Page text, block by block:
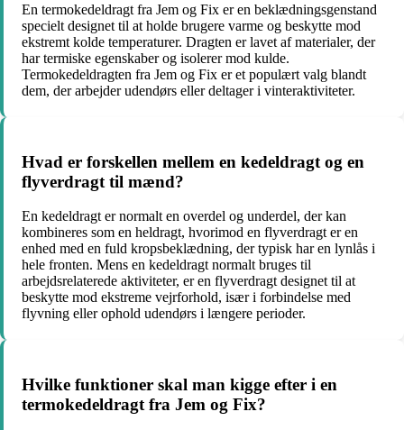
En termokedeldragt fra Jem og Fix er en beklædningsgenstand
specielt designet til at holde brugere varme og beskytte mod
ekstremt kolde temperaturer. Dragten er lavet af materialer, der
har termiske egenskaber og isolerer mod kulde.
Termokedeldragten fra Jem og Fix er et populært valg blandt
dem, der arbejder udendørs eller deltager i vinteraktiviteter.
Hvad er forskellen mellem en kedeldragt og en
flyverdragt til mænd?
En kedeldragt er normalt en overdel og underdel, der kan
kombineres som en heldragt, hvorimod en flyverdragt er en
enhed med en fuld kropsbeklædning, der typisk har en lynlås i
hele fronten. Mens en kedeldragt normalt bruges til
arbejdsrelaterede aktiviteter, er en flyverdragt designet til at
beskytte mod ekstreme vejrforhold, især i forbindelse med
flyvning eller ophold udendørs i længere perioder.
Hvilke funktioner skal man kigge efter i en
termokedeldragt fra Jem og Fix?